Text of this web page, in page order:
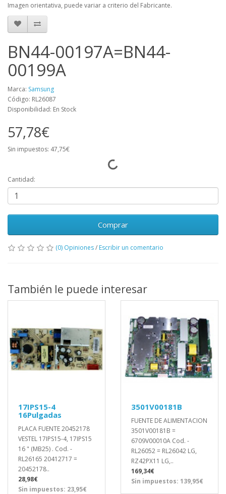
Imagen orientativa, puede variar a criterio del Fabricante.
BN44-00197A=BN44-
00199A
Marca: Samsung
Código: RL26087
Disponibilidad: En Stock
57,78€
Sin impuestos: 47,75€
Cantidad:
Comprar
(0) Opiniones/ Escribir un comentario
También le puede interesar
17IPS15-4
16Pulgadas
PLACA FUENTE 20452178
VESTEL 17IPS15-4, 17IPS15
16 " (MB25) . Cod. -
RL26165 20412717 =
20452178..
28,98€
Sin impuestos: 23,95€
3501V00181B
FUENTE DE ALIMENTACION
3501V00181B =
6709V00010A Cod. -
RL26052 = RL26042 LG,
RZ42PX11 LG,..
169,34€
Sin impuestos: 139,95€